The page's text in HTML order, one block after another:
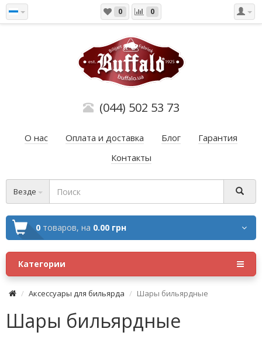
0 0
(044) 502 53 73
О нас Оплата и доставка Блог
Гарантия
Контакты
Везде
0 товаров, на 0.00 грн
Категории
Аксессуары для бильярда Шары бильярдные
Шары бильярдные